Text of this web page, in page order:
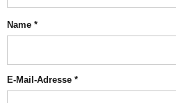
Name *
E-Mail-Adresse *